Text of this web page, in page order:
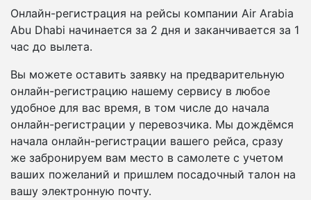
Онлайн-регистрация на рейсы компании Air Arabia
Abu Dhabi начинается за 2 дня и заканчивается за 1
час до вылета.
Вы можете оставить заявку на предварительную
онлайн-регистрацию нашему сервису в любое
удобное для вас время, в том числе до начала
онлайн-регистрации у перевозчика. Мы дождёмся
начала онлайн-регистрации вашего рейса, сразу
же забронируем вам место в самолете с учетом
ваших пожеланий и пришлем посадочный талон на
вашу электронную почту.